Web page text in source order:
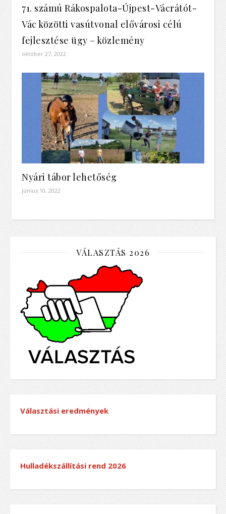
71. számú Rákospalota-Újpest-Vácrátót-
Vác közötti vasútvonal elővárosi célú
fejlesztése ügy – közlemény
október 27, 2022
Nyári tábor lehetőség
június 10, 2022
VÁLASZTÁS 2026
Választási eredmények
Hulladékszállítási rend 2026